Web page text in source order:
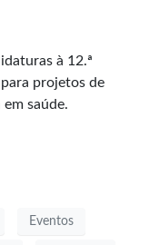
à 12.ª
projetos de
saúde.
Eventos